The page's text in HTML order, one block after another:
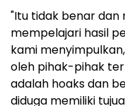
"Itu tidak benar dan
mempelajari hasil
kami
oleh pihak-pihak
adalah hoaks dan
diduga memiliki